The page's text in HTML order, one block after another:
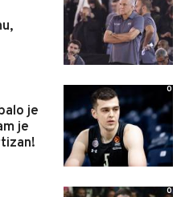
je
je
0
0